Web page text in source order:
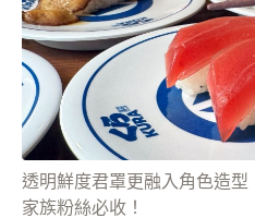
透明鮮度君罩更融入角色造
家族粉絲必收！